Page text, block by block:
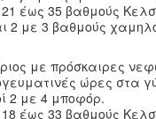
έως 35 βαθμούς
2 με 3 βαθμούς
με πρόσκαιρες
ώρες στα
2 με 4 μποφόρ.
έως 33 βαθμούς